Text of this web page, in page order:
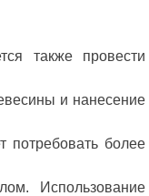
также провести
и нанесение
потребовать более
Использование